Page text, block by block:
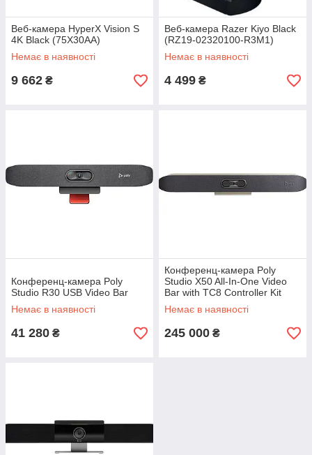
Веб-камера HyperX Vision S
4K Black (75X30AA)
Немає в наявності
9 662 ₴
Веб-камера Razer Kiyo Black
(RZ19-02320100-R3M1)
Немає в наявності
4 499 ₴
Конференц-камера Poly
Studio R30 USB Video Bar
Немає в наявності
41 280 ₴
Конференц-камера Poly
Studio X50 All-In-One Video
Bar with TC8 Controller Kit
Немає в наявності
245 000 ₴